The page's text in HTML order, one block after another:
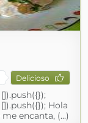
Delicioso
Hola
encanta, (...)